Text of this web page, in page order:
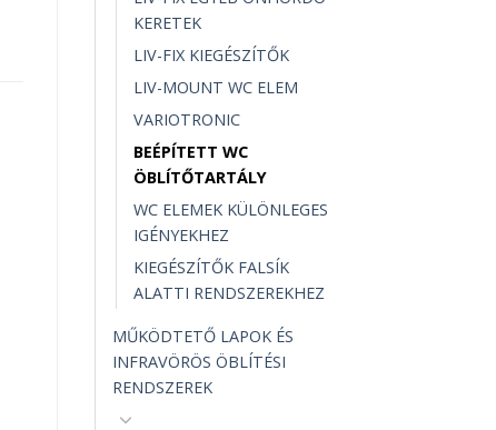
KERETEK
LIV-FIX KIEGÉSZÍTŐK
LIV-MOUNT WC ELEM
VARIOTRONIC
BEÉPÍTETT WC
ÖBLÍTŐTARTÁLY
WC ELEMEK KÜLÖNLEGES
IGÉNYEKHEZ
KIEGÉSZÍTŐK FALSÍK
ALATTI RENDSZEREKHEZ
MŰKÖDTETŐ LAPOK ÉS
INFRAVÖRÖS ÖBLÍTÉSI
RENDSZEREK